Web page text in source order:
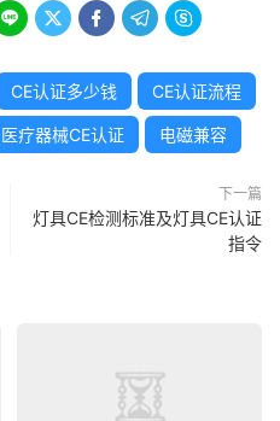
    
CE认证多少钱 CE认证流程
医疗器械CE认证 电磁兼容
下一篇
灯具CE检测标准及灯具CE认证
指令